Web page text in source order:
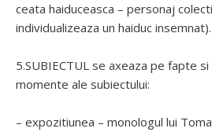
ceata haiduceasca – personaj
individualizeaza un haiduc insemnat).
5.SUBIECTUL se axeaza pe fapte
momente ale subiectului:
– expozitiunea – monologul lui